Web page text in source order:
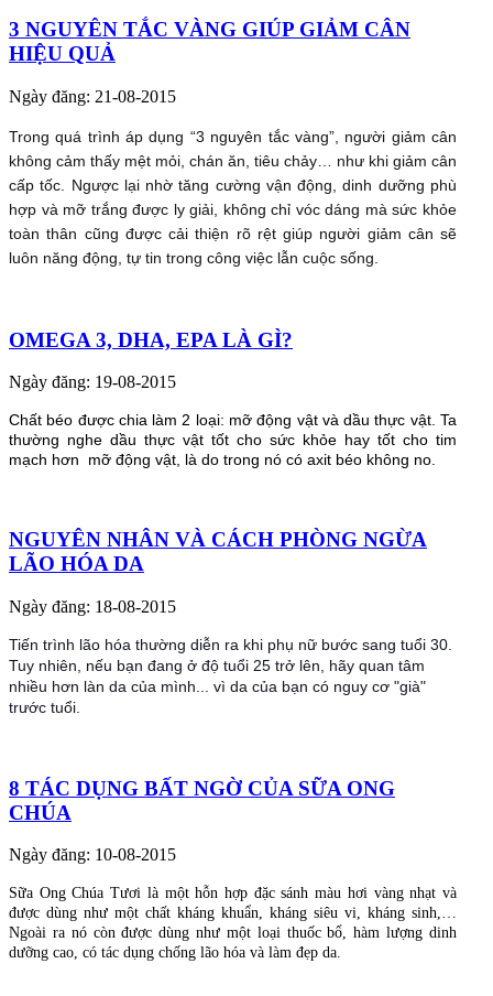
3 NGUYÊN TẮC VÀNG GIÚP GIẢM CÂN
HIỆU QUẢ
Ngày đăng: 21-08-2015
Trong quá trình áp dụng “3 nguyên tắc vàng”, người giảm cân
không cảm thấy mệt mỏi, chán ăn, tiêu chảy… như khi giảm cân
cấp tốc. Ngược lại nhờ tăng cường vận động, dinh dưỡng phù
hợp và mỡ trắng được ly giải, không chỉ vóc dáng mà sức khỏe
toàn thân cũng được cải thiện rõ rệt giúp người giảm cân sẽ
luôn năng động, tự tin trong công việc lẫn cuộc sống.
OMEGA 3, DHA, EPA LÀ GÌ?
Ngày đăng: 19-08-2015
Chất béo được chia làm 2 loại: mỡ động vật và dầu thực vật. Ta
thường nghe dầu thực vật tốt cho sức khỏe hay tốt cho tim
mạch hơn mỡ động vật, là do trong nó có axit béo không no.
NGUYÊN NHÂN VÀ CÁCH PHÒNG NGỪA
LÃO HÓA DA
Ngày đăng: 18-08-2015
Tiến trình lão hóa thường diễn ra khi phụ nữ bước sang tuổi 30.
Tuy nhiên, nếu bạn đang ở độ tuổi 25 trở lên, hãy quan tâm
nhiều hơn làn da của mình... vì da của bạn có nguy cơ "già"
trước tuổi.
8 TÁC DỤNG BẤT NGỜ CỦA SỮA ONG
CHÚA
Ngày đăng: 10-08-2015
Sữa Ong Chúa Tươi là một hỗn hợp đặc sánh màu hơi vàng nhạt và
được dùng như một chất kháng khuẩn, kháng siêu vi, kháng sinh,…
Ngoài ra nó còn được dùng như một loại thuốc bổ, hàm lượng dinh
dưỡng cao, có tác dụng chống lão hóa và làm đẹp da.